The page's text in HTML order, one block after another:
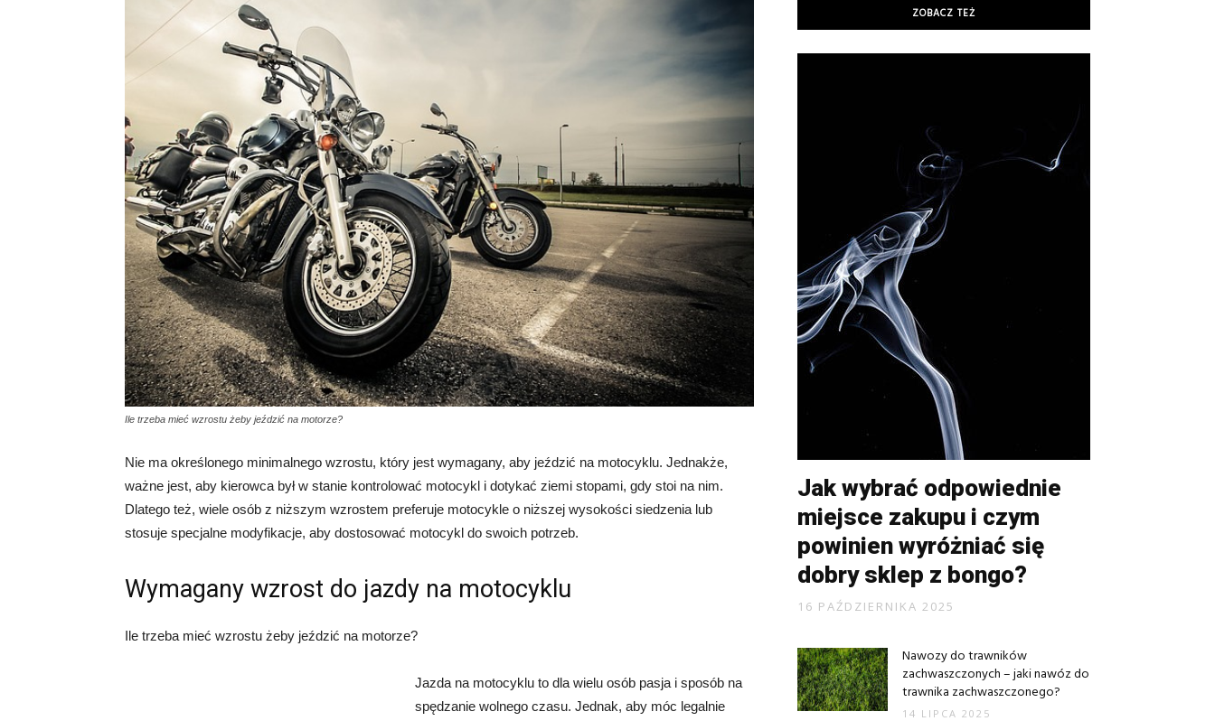
Ile trzeba mieć wzrostu żeby jeździć na motorze?
Nie ma określonego minimalnego wzrostu, który jest wymagany, aby jeździć na motocyklu. Jednakże,
ważne jest, aby kierowca był w stanie kontrolować motocykl i dotykać ziemi stopami, gdy stoi na nim.
Dlatego też, wiele osób z niższym wzrostem preferuje motocykle o niższej wysokości siedzenia lub
stosuje specjalne modyfikacje, aby dostosować motocykl do swoich potrzeb.
Wymagany wzrost do jazdy na motocyklu
Ile trzeba mieć wzrostu żeby jeździć na motorze?
Jazda na motocyklu to dla wielu osób pasja i sposób na
spędzanie wolnego czasu. Jednak, aby móc legalnie
ZOBACZ TEŻ
Jak wybrać odpowiednie
miejsce zakupu i czym
powinien wyróżniać się
dobry sklep z bongo?
16 PAŹDZIERNIKA 2025
Nawozy do trawników
zachwaszczonych – jaki nawóz do
trawnika zachwaszczonego?
14 LIPCA 2025